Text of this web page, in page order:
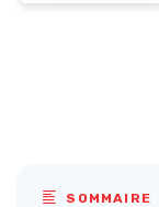
SOMMAIRE